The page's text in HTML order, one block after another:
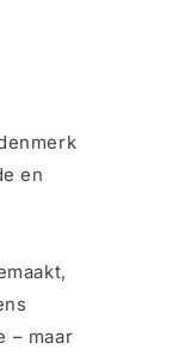
en
– maar